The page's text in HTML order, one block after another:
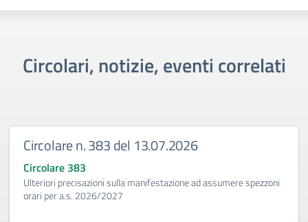
Circolari, notizie, eventi correlati
Circolare n. 383 del 13.07.2026
Circolare 383
Ulteriori precisazioni sulla manifestazione ad assumere spezzoni
orari per a.s. 2026/2027